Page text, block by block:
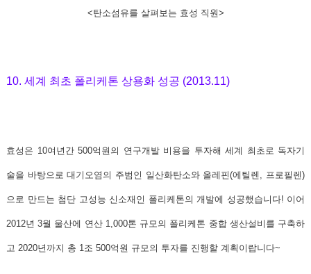
<탄소섬유를 살펴보는 효성 직원>
10. 세계 최초 폴리케톤 상용화 성공 (2013.11)
효성은 10여년간 500억원의 연구개발 비용을 투자해 세계 최초로 독자기
술을 바탕으로 대기오염의 주범인 일산화탄소와 올레핀(에틸렌, 프로필렌)
으로 만드는 첨단 고성능 신소재인 폴리케톤의 개발에 성공했습니다! 이어
2012년 3월 울산에 연산 1,000톤 규모의 폴리케톤 중합 생산설비를 구축하
고 2020년까지 총 1조 500억원 규모의 투자를 진행할 계획이랍니다~